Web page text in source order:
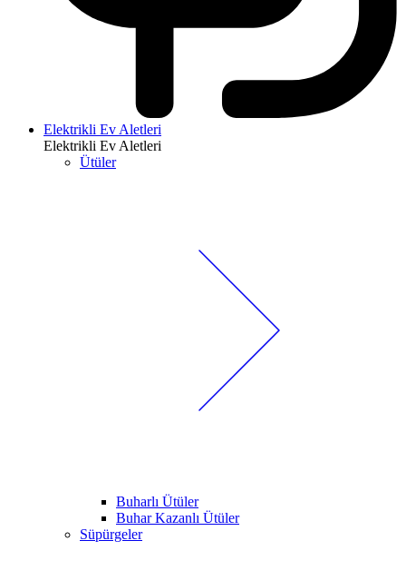
Elektrikli Ev Aletleri
Elektrikli Ev Aletleri
Ütüler
Buharlı Ütüler
Buhar Kazanlı Ütüler
Süpürgeler